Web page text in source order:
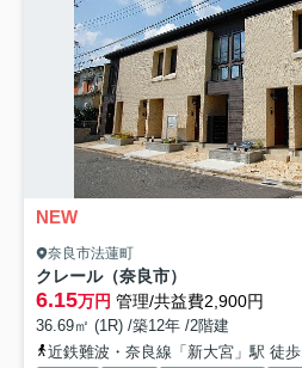
NEW
奈良市法蓮町
クレール（奈良市）
6.15万円 管理/共益費2,900円
36.69㎡ (1R) /築12年 /2階建
近鉄難波・奈良線「新大宮」駅 徒